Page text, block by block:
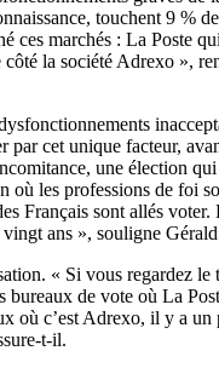
touchent 9 %
ces marchés : La Poste
côté la société Adrexo »,
par cet unique facteur,
une élection qui
où les professions de foi
Français sont allés voter.
vingt ans », souligne
« Si vous regardez le
bureaux de vote où La
où c’est Adrexo, il y a
t-il.